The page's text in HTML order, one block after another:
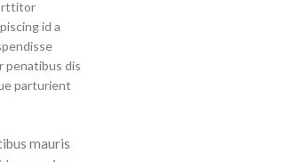
id a
penatibus dis
parturient
mauris